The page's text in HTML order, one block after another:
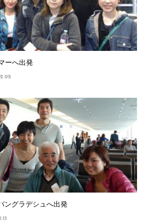
ーへ出発
ングラデシュへ出発